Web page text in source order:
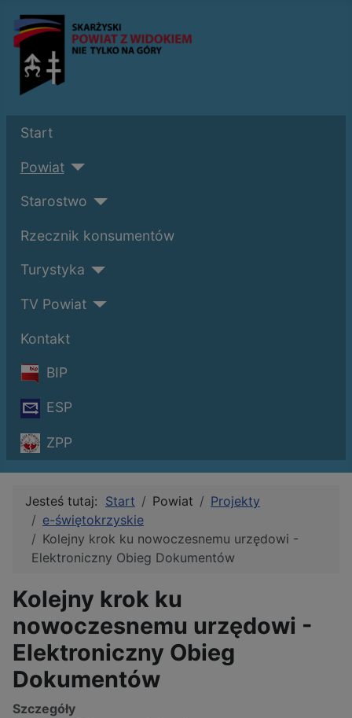
Start
Powiat
Starostwo
Rzecznik konsumentów
Turystyka
TV Powiat
Kontakt
BIP
ESP
ZPP
Jesteś tutaj: Start Powiat
Projekty
e-świętokrzyskie
Kolejny krok ku nowoczesnemu urzędowi -
Elektroniczny Obieg Dokumentów
Kolejny krok ku
nowoczesnemu urzędowi -
Elektroniczny Obieg
Dokumentów
Szczegóły